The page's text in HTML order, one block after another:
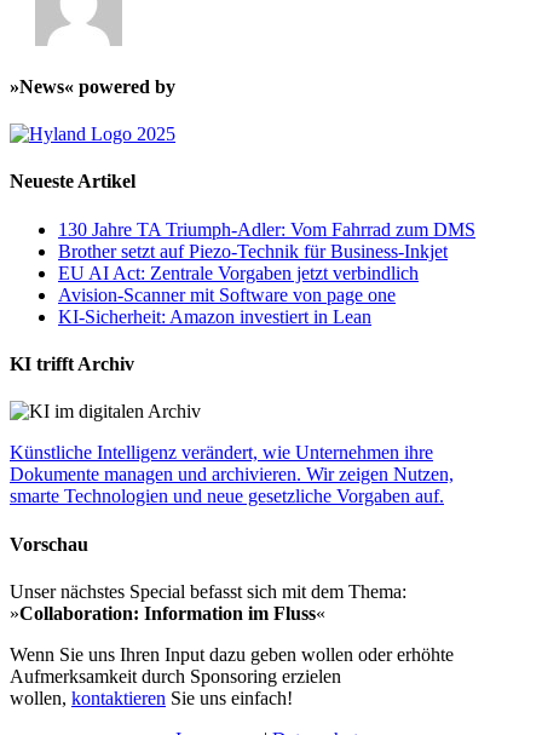
»News« powered by
Neueste Artikel
130 Jahre TA Triumph-Adler: Vom Fahrrad zum DMS
Brother setzt auf Piezo-Technik für Business-Inkjet
EU AI Act: Zentrale Vorgaben jetzt verbindlich
Avision-Scanner mit Software von page one
KI-Sicherheit: Amazon investiert in Lean
KI trifft Archiv
Künstliche Intelligenz verändert, wie Unternehmen ihre
Dokumente managen und archivieren. Wir zeigen Nutzen,
smarte Technologien und neue gesetzliche Vorgaben auf.
Vorschau
Unser nächstes Special befasst sich mit dem Thema:
»Collaboration: Information im Fluss«
Wenn Sie uns Ihren Input dazu geben wollen oder erhöhte
Aufmerksamkeit durch Sponsoring erzielen
wollen, kontaktieren Sie uns einfach!